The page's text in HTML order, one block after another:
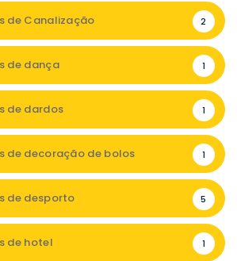
de Canalização 2
de dança 1
de dardos 1
de decoração de bolos 1
de desporto 5
de hotel 1